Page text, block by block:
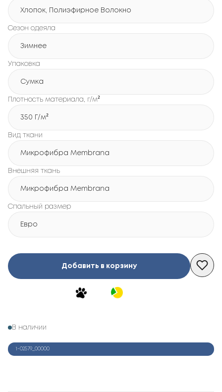
Хлопок, Полиэфирное Волокно
Сезон одеяла
Зимнее
Упаковка
Сумка
Плотность материала, г/м²
350 Г/м²
Вид ткани
Микрофибра Membrana
Внешняя ткань
Микрофибра Membrana
Спальный размер
Евро
Добавить в корзину
В наличии
1-02579_00000